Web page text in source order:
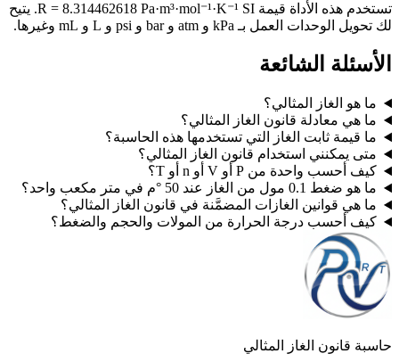
تستخدم هذه الأداة قيمة SI‏ R = 8.314462618 Pa·m³·mol⁻¹·K⁻¹. يتيح
لك تحويل الوحدات العمل بـ kPa و atm و bar و psi و L و mL وغيرها.
الأسئلة الشائعة
ما هو الغاز المثالي؟
ما هي معادلة قانون الغاز المثالي؟
ما قيمة ثابت الغاز التي تستخدمها هذه الحاسبة؟
متى يمكنني استخدام قانون الغاز المثالي؟
كيف أحسب واحدة من P أو V أو n أو T؟
ما هو ضغط 0.1 مول من الغاز عند 50 °م في متر مكعب واحد؟
ما هي قوانين الغازات المضمَّنة في قانون الغاز المثالي؟
كيف أحسب درجة الحرارة من المولات والحجم والضغط؟
حاسبة قانون الغاز المثالي